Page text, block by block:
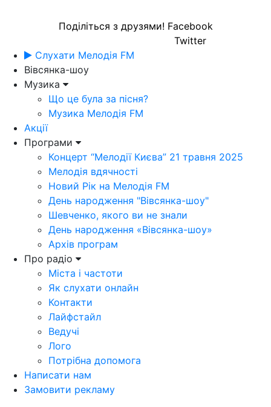
Поділіться з друзями! Facebook
Twitter
Слухати Мелодія FM
Вівсянка-шоу
Музика
Що це була за пісня?
Музика Мелодія FM
Акції
Програми
Концерт “Мелодії Києва” 21 травня 2025
Мелодія вдячності
Новий Рік на Мелодія FM
День народження "Вівсянка-шоу"
Шевченко, якого ви не знали
День народження «Вівсянка-шоу»
Архів програм
Про радіо
Міста і частоти
Як слухати онлайн
Контакти
Лайфстайл
Ведучі
Лого
Потрібна допомога
Написати нам
Замовити рекламу